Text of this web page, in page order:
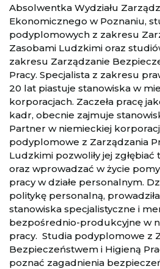
Absolwentka Wydziału
Ekonomicznego w Poznaniu,
podyplomowych z zakresu
Zasobami Ludzkimi oraz
zakresu Zarządzanie
Pracy. Specjalista z zakresu
20 lat piastuje stanowiska w
korporacjach. Zaczeła pracę
kadr, obecnie zajmuje
Partner w niemieckiej
podyplomowe z Zarządzania
Ludzkimi pozwoliły jej
oraz wprowadzać w życie
pracy w działe personalnym.
politykę personalną,
stanowiska specjalistyczne i
bezpośrednio-produkcyjne w
pracy. Studia podyplomowe z
Bezpieczeństwem i Higieną
poznać zagadnienia